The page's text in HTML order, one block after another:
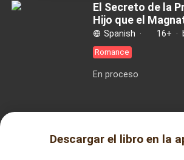
El Secreto de la
Hijo que el
Spanish · 16+ ·
Romance
En proceso
Descargar el libro en la